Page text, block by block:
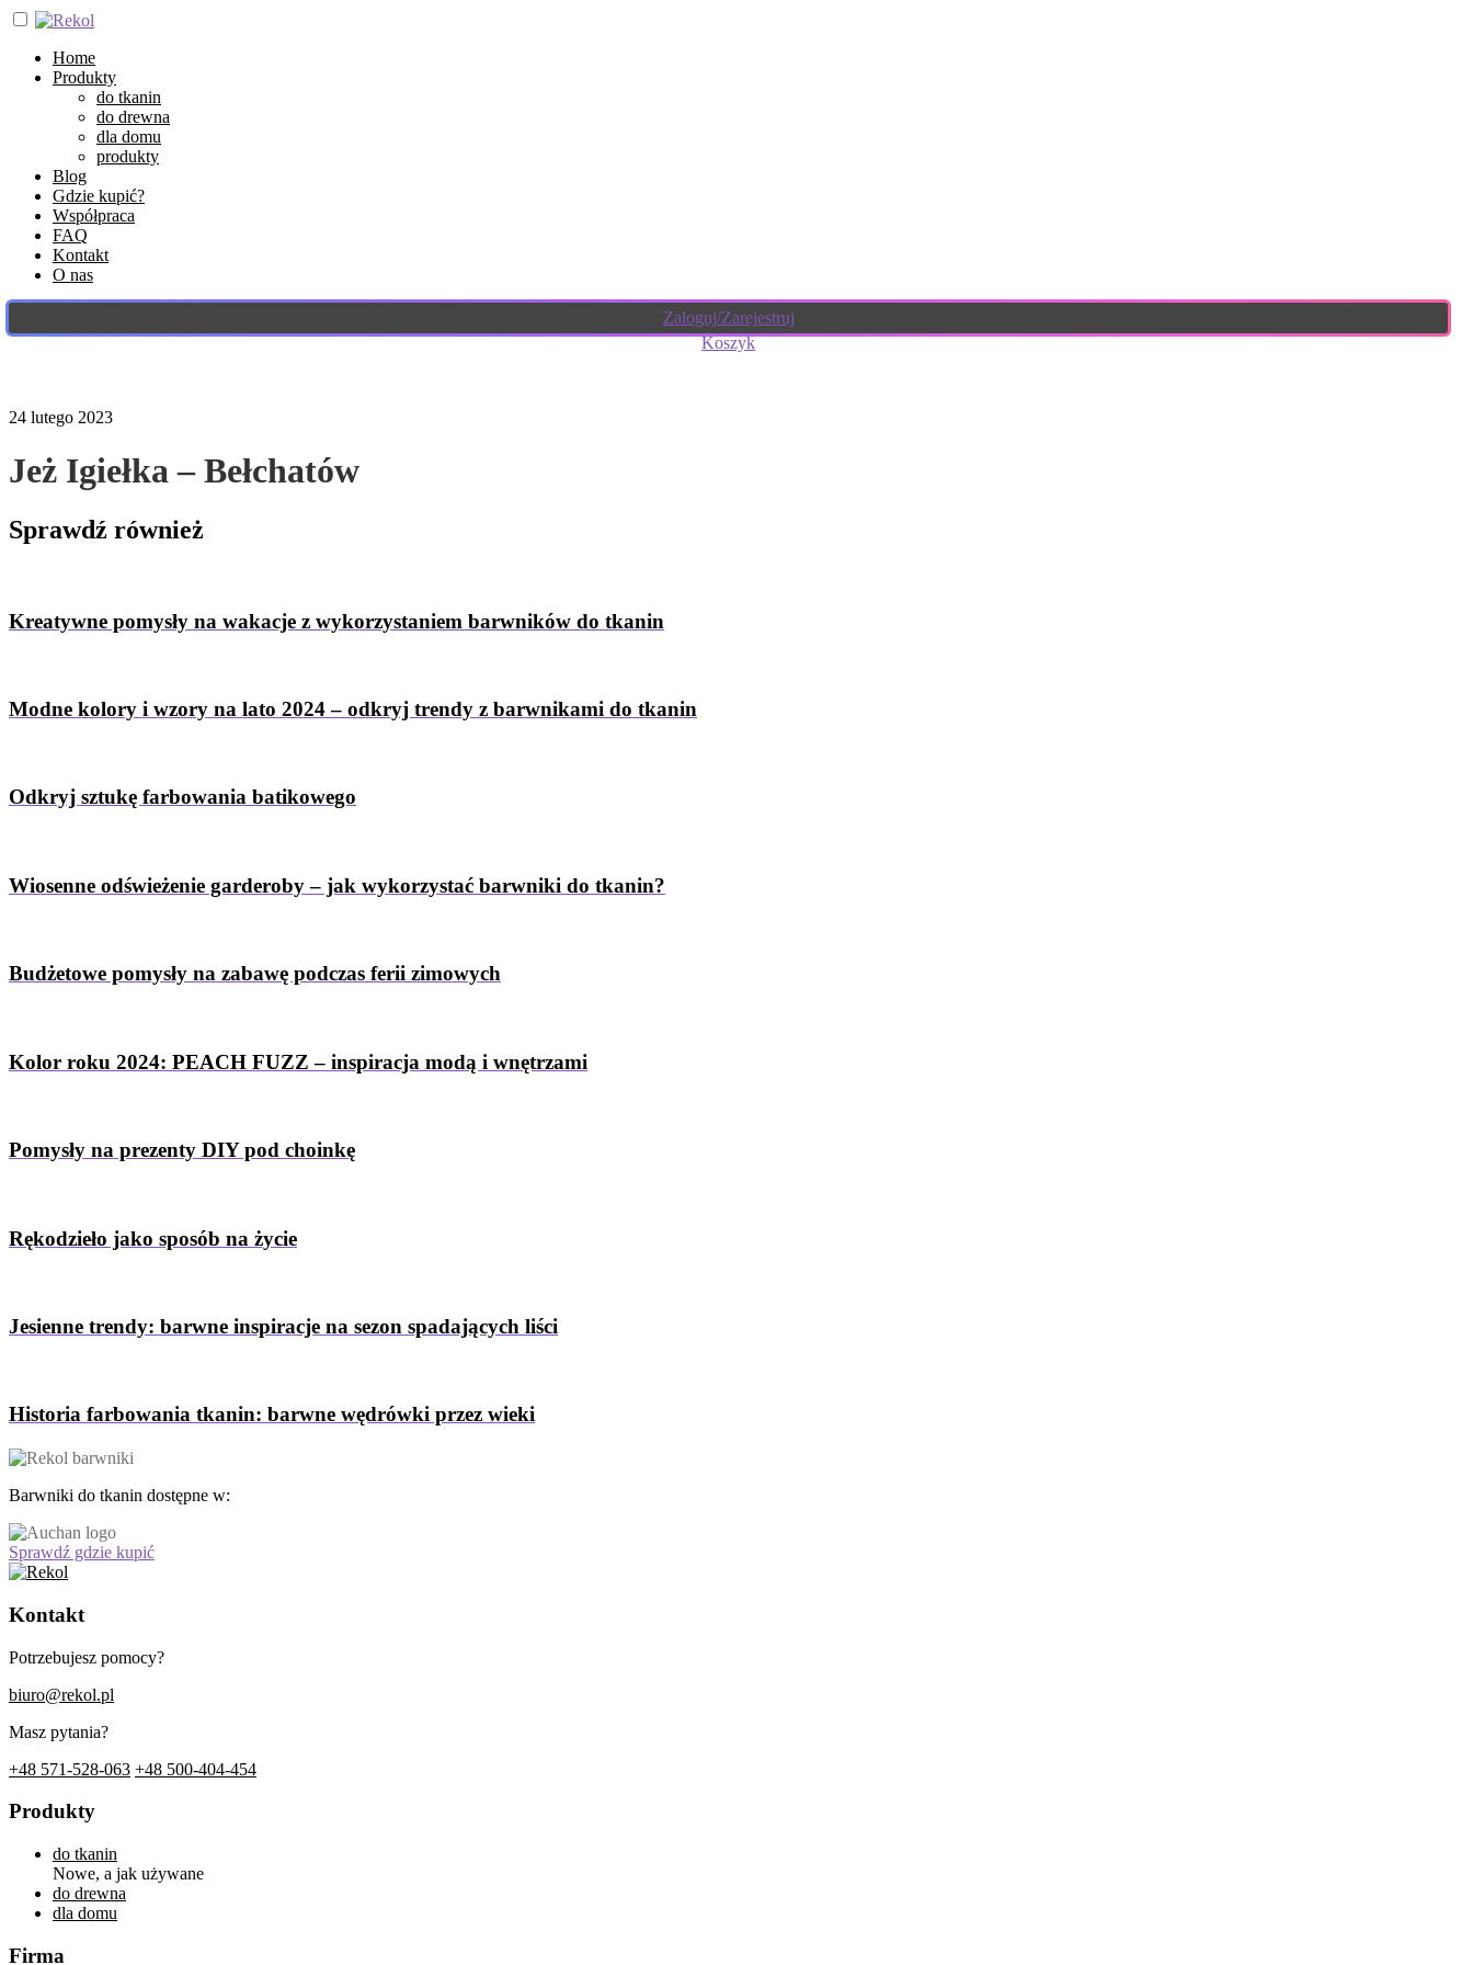
Home
Produkty
do tkanin
do drewna
dla domu
produkty
Blog
Gdzie kupić?
Współpraca
FAQ
Kontakt
O nas
Zaloguj/Zarejestruj
Koszyk
24 lutego 2023
Jeż Igiełka – Bełchatów
Sprawdź również
Kreatywne pomysły na wakacje z wykorzystaniem barwników do tkanin
Modne kolory i wzory na lato 2024 – odkryj trendy z barwnikami do tkanin
Odkryj sztukę farbowania batikowego
Wiosenne odświeżenie garderoby – jak wykorzystać barwniki do tkanin?
Budżetowe pomysły na zabawę podczas ferii zimowych
Kolor roku 2024: PEACH FUZZ – inspiracja modą i wnętrzami
Pomysły na prezenty DIY pod choinkę
Rękodzieło jako sposób na życie
Jesienne trendy: barwne inspiracje na sezon spadających liści
Historia farbowania tkanin: barwne wędrówki przez wieki
Barwniki do tkanin dostępne w:
Sprawdź gdzie kupić
Kontakt
Potrzebujesz pomocy?
biuro@rekol.pl
Masz pytania?
+48 571-528-063 +48 500-404-454
Produkty
do tkanin
Nowe, a jak używane
do drewna
dla domu
Firma